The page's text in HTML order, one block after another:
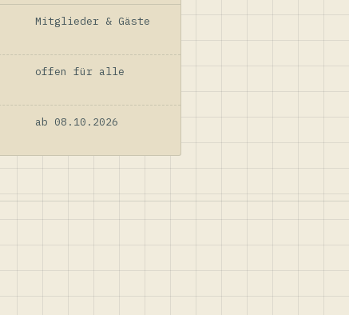
Mitglieder & Gäste
offen für alle
ab 08.10.2026